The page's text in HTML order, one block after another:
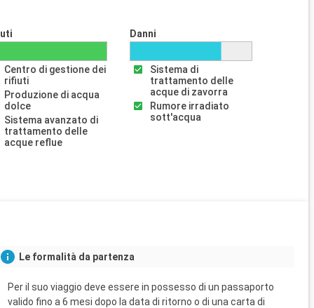
Centro di gestione dei
rifiuti
Produzione di acqua
dolce
Sistema avanzato di
trattamento delle
acque reflue
Danni
Sistema di
trattamento delle
acque di zavorra
Rumore irradiato
sott'acqua
Le formalità da partenza
Per il suo viaggio deve essere in possesso di un passaporto
valido fino a 6 mesi dopo la data di ritorno o di una carta di